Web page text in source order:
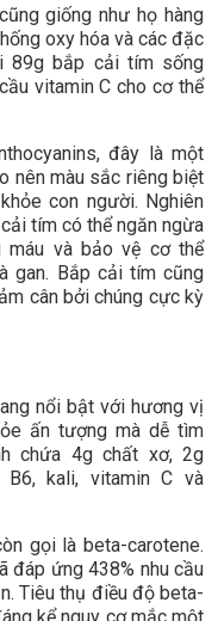
giống như họ hàng
oxy hóa và các đặc
89g bắp cải tím sống
vitamin C cho cơ thể
đây là một
nên màu sắc riêng biệt
con người. Nghiên
tím có thể ngăn ngừa
và bảo vệ cơ thể
gan. Bắp cải tím cũng
cân bởi chúng cực kỳ
nổi bật với hương vị
ấn tượng mà dễ tìm
chứa 4g chất xơ, 2g
kali, vitamin C và
gọi là beta-carotene.
đáp ứng 438% nhu cầu
Tiêu thụ điều độ beta-